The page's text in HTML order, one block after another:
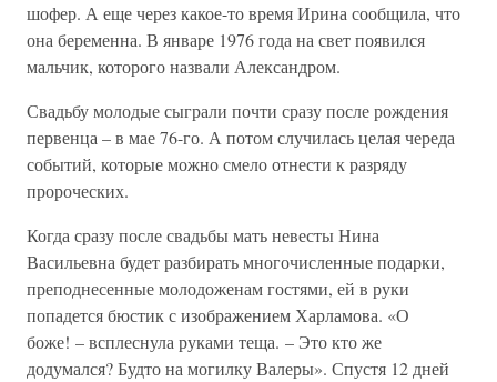
шофер. А еще через какое-то время Ирина сообщила, что
она беременна. В январе 1976 года на свет появился
мальчик, которого назвали Александром.
Свадьбу молодые сыграли почти сразу после рождения
первенца – в мае 76-го. А потом случилась целая череда
событий, которые можно смело отнести к разряду
пророческих.
Когда сразу после свадьбы мать невесты Нина
Васильевна будет разбирать многочисленные подарки,
преподнесенные молодоженам гостями, ей в руки
попадется бюстик с изображением Харламова. «О
боже! – всплеснула руками теща. – Это кто же
додумался? Будто на могилку Валеры». Спустя 12 дней